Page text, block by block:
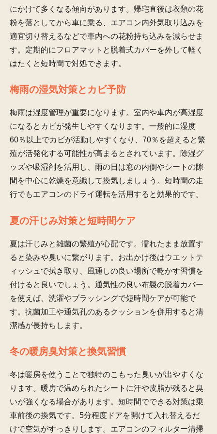
にかけて多くなる傾向があります。帰宅直後は衣類の花
粉を落としてから車に乗る、エアコン内外気取り込みを
適宜切り替えるなどで車内への花粉持ち込みを減らせま
す。定期的にフロアマットと脱着式カバーを外して軽く
はたくと短時間で対処できます。
梅雨の湿気対策とカビ予防
梅雨は湿度管理が重要になります。室内や車内が高湿度
になるとカビが発生しやすくなります。一般的に湿度
60％以上でカビが活動しやすくなり、70％を超えると繁
殖が活発化する可能性が高まるとされています。除湿グ
ッズや吸湿剤を活用し、雨の日は窓の内側やシートの隙
間を中心に乾燥を意識して換気しましょう。短時間の走
行でもエアコンのドライ運転を活用すると効果的です。
夏の汗じみ対策と短時間ケア
夏は汗じみと雑菌の繁殖が心配です。濡れたまま放置す
ると染みや臭いに繋がります。お出かけ後はウエットテ
ィッシュで拭き取り、風通しの良い場所で乾かす習慣を
付けると良いでしょう。通気性の良い布製の脱着カバー
を使えば、洗濯やブラッシングで短時間ケアが可能で
す。抗菌加工や通気孔のあるクッションを併用すると清
潔感が長持ちします。
冬の暖房臭対策と換気習慣
冬は暖房を使うことで独特のこもった臭いが出やすくな
ります。暖房で温められたシートに汗や皮脂が残ると臭
いが強くなる場合があります。短時間でできる対策は乗
車前後の換気です。5分程度ドアを開けて入れ替えるだ
けで空気がすっきりします。エアコンのフィルター清掃